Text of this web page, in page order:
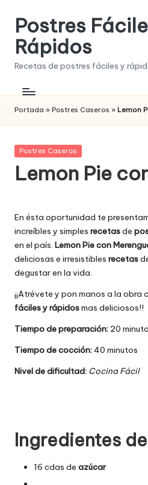
Saltar
contenido
Postres
Rápidos
Recetas de postres fáciles y
Portada » Postres Caseros » Lemon
Publicada
Postres Caseros
Lemon Pie
En ésta oportunidad te
increíbles y simples recetasde
en el país. Lemon Pie con
deliciosas e irresistibles recetas
degustar en la vida.
¡¡Atrévete y pon manos a la obra
fáciles y rápidosmas deliciosos!!
Tiempo de preparación: 20
Tiempo de cocción:40 minutos
Nivel de dificultad: Cocina Fácil
Ingredientes
16 cdas de azúcar